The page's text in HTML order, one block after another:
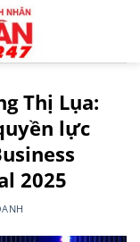
Thị Lụa:
lực
2025